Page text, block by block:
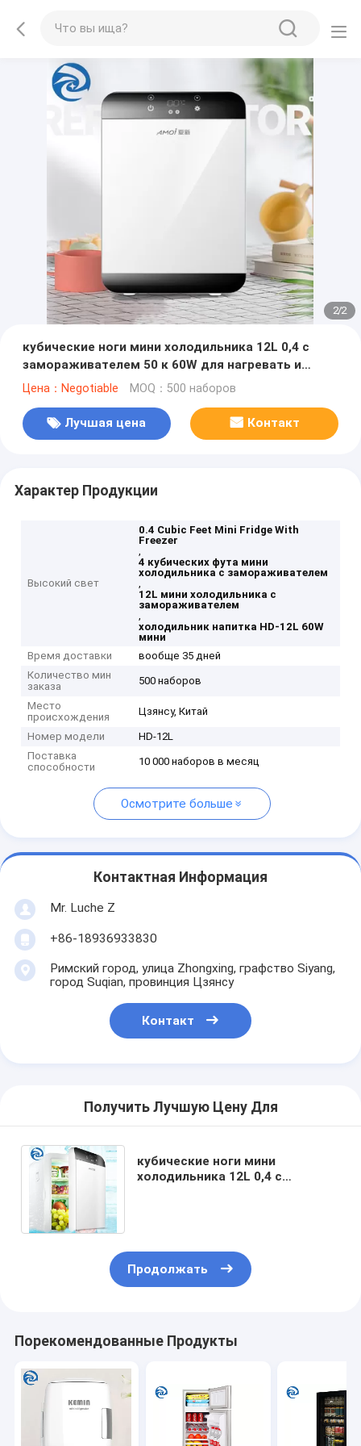
2/2
кубические ноги мини холодильника 12L 0,4 с
замораживателем 50 к 60W для нагревать и
охлаждать
Цена：Negotiable MOQ：500 наборов
Лучшая цена Контакт
Характер Продукции
Высокий свет
0.4 Cubic Feet Mini Fridge With
Freezer
,
4 кубических фута мини
холодильника с замораживателем
,
12L мини холодильника с
замораживателем
,
холодильник напитка HD-12L 60W
мини
Время доставки
вообще 35 дней
Количество мин
заказа
500 наборов
Место
происхождения
Цзянсу, Китай
Номер модели
HD-12L
Поставка
способности
10 000 наборов в месяц
Осмотрите больше
Контактная Информация
Mr. Luche Z
+86-18936933830
Римский город, улица Zhongxing, графство Siyang,
город Suqian, провинция Цзянсу
Контакт
Получить Лучшую Цену Для
кубические ноги мини
холодильника 12L 0,4 с
Продолжать
Порекомендованные Продукты